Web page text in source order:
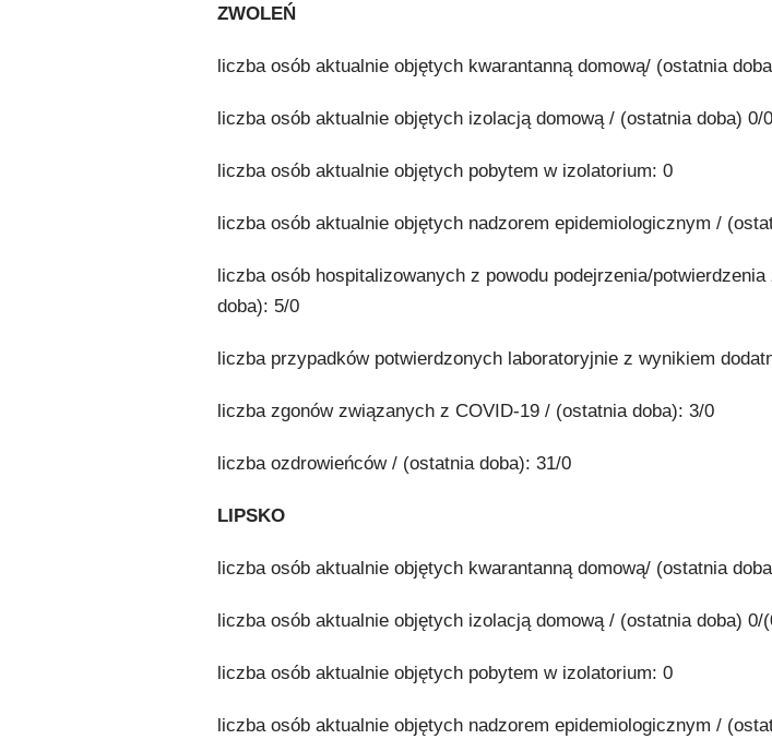
ZWOLEŃ
liczba osób aktualnie objętych kwarantanną domową/ (ostatnia
liczba osób aktualnie objętych izolacją domową / (ostatnia doba) 0/0
liczba osób aktualnie objętych pobytem w izolatorium: 0
liczba osób aktualnie objętych nadzorem epidemiologicznym /
liczba osób hospitalizowanych z powodu podejrzenia/
doba): 5/0
liczba przypadków potwierdzonych laboratoryjnie z wynikiem
liczba zgonów związanych z COVID-19 / (ostatnia doba): 3/0
liczba ozdrowieńców / (ostatnia doba): 31/0
LIPSKO
liczba osób aktualnie objętych kwarantanną domową/ (ostatnia
liczba osób aktualnie objętych izolacją domową / (ostatnia doba) 0/
liczba osób aktualnie objętych pobytem w izolatorium: 0
liczba osób aktualnie objętych nadzorem epidemiologicznym /